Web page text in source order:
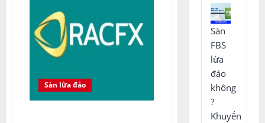
Sàn lừa đảo
Sàn
FBS
lừa
đảo
không
?
Khuyến